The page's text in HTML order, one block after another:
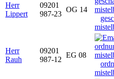
Herr
Lippert
09201
987-23
OG 14
Herr
Rauh
09201
987-12
EG 08